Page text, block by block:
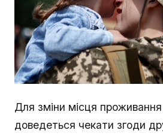
Для зміни місця
доведеться чекати згоди